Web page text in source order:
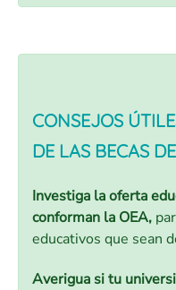
CONSEJOS
DE LAS BECAS
Investiga la oferta
conforman la OEA,
educativos que sean
Averigua si tu